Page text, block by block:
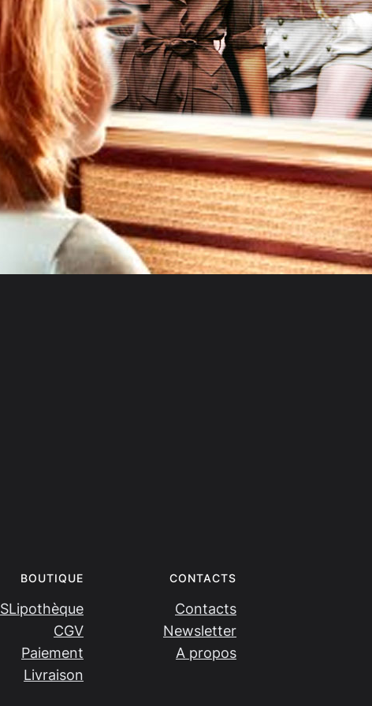
BOUTIQUE
SLipothèque
CGV
Paiement
Livraison
CONTACTS
Contacts
Newsletter
A propos